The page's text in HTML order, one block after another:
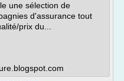
une sélection de
d'assurance tout
prix du...